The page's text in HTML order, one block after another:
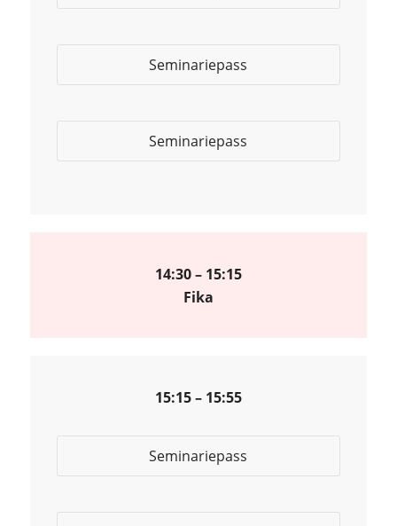
Seminariepass
Seminariepass
14:30 – 15:15
Fika
15:15 – 15:55
Seminariepass